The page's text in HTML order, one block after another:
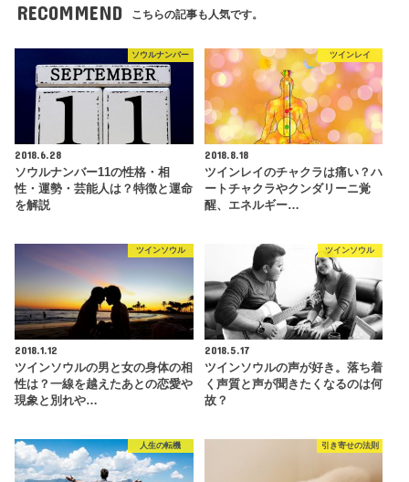
RECOMMEND こちらの記事も人気です。
ソウルナンバー
2018.6.28
ソウルナンバー11の性格・相
性・運勢・芸能人は？特徴と運命
を解説
ツインレイ
2018.8.18
ツインレイのチャクラは痛い？ハ
ートチャクラやクンダリーニ覚
醒、エネルギー…
ツインソウル
2018.1.12
ツインソウルの男と女の身体の相
性は？一線を越えたあとの恋愛や
現象と別れや…
ツインソウル
2018.5.17
ツインソウルの声が好き。落ち着
く声質と声が聞きたくなるのは何
故？
人生の転機 引き寄せの法則